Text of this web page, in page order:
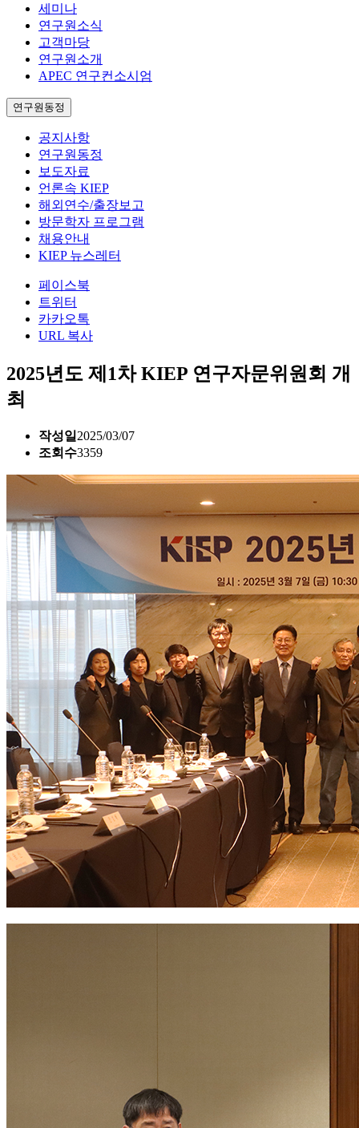
세미나
연구원소식
고객마당
연구원소개
APEC 연구컨소시엄
연구원동정
공지사항
연구원동정
보도자료
언론속 KIEP
해외연수/출장보고
방문학자 프로그램
채용안내
KIEP 뉴스레터
페이스북
트위터
카카오톡
URL 복사
2025년도 제1차 KIEP 연구자문위원회 개
최
작성일 2025/03/07
조회수3359